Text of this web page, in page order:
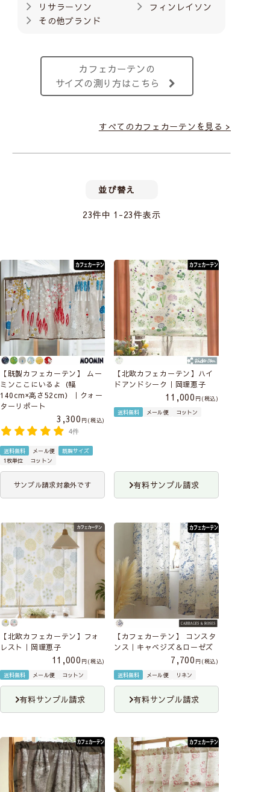
リサラーソン
フィンレイソン
その他ブランド
カフェカーテンの
サイズの測り方はこちら
すべてのカフェカーテンを見る >
並び替え
23件中 1 -23件表示
【既製カフェカーテン】 ムー
ミンここにいるよ（幅
140cm×高さ52cm）｜クォー
ターリポート
3,300
税込
4件
送料無料 メール便
既製サイズ
1枚単位
コットン
サンプル請求対象外です
【北欧カフェカーテン】ハイ
ドアンドシーク｜岡理恵子
11,000
税込
送料無料
メール便 コットン
有料サンプル請求
【北欧カフェカーテン】フォ
レスト｜岡理恵子
11,000
税込
送料無料
メール便 コットン
有料サンプル請求
【カフェカーテン】 コンスタ
ンス｜キャベジズ＆ローゼズ
7,700
税込
送料無料
メール便 リネン
有料サンプル請求